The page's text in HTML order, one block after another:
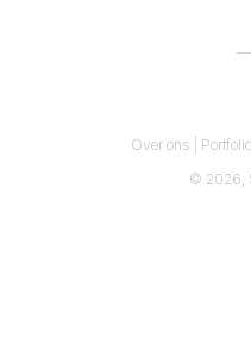
Over ons Portfolio
© 2026,